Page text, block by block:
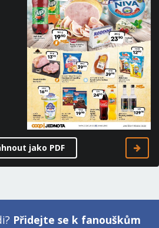
jako PDF
Přidejte se k fanouškům